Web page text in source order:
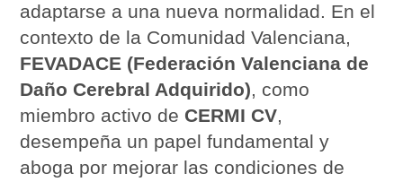
adaptarse a una nueva normalidad. En el
contexto de la Comunidad Valenciana,
FEVADACE (Federación Valenciana de
Daño Cerebral Adquirido), como
miembro activo de CERMI CV,
desempeña un papel fundamental y
aboga por mejorar las condiciones de